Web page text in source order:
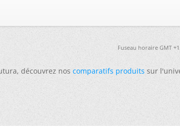
Fuseau horaire GMT
découvrez noscomparatifs produitssur